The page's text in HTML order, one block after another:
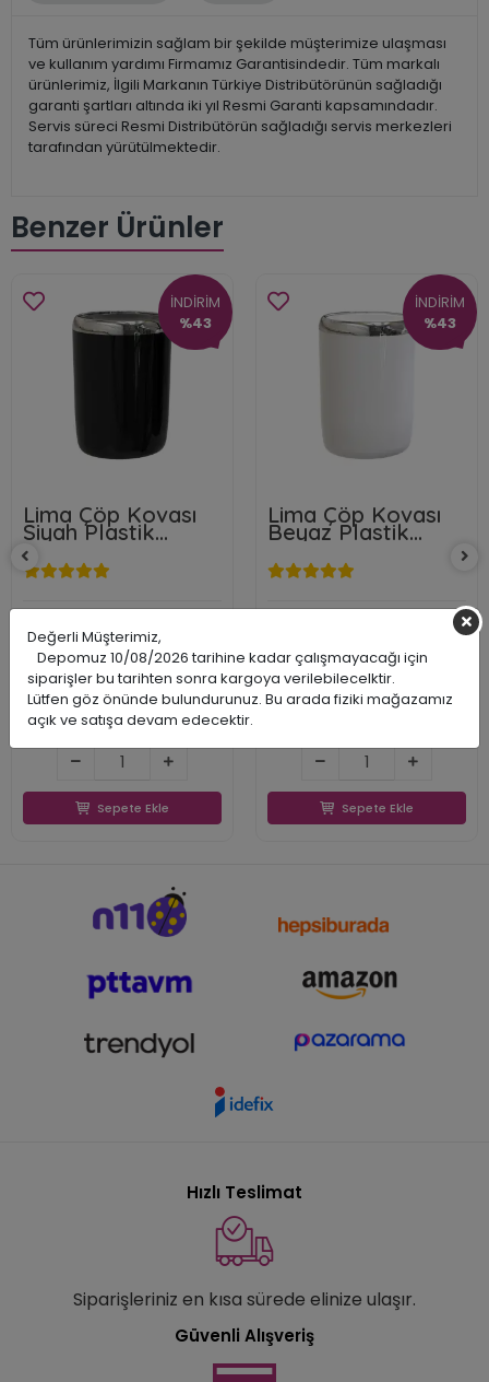
Tüm ürünlerimizin sağlam bir şekilde müşterimize ulaşması
ve kullanım yardımı Firmamız Garantisindedir. Tüm markalı
ürünlerimiz, İlgili Markanın Türkiye Distribütörünün sağladığı
garanti şartları altında iki yıl Resmi Garanti kapsamındadır.
Servis süreci Resmi Distribütörün sağladığı servis merkezleri
tarafından yürütülmektedir.
Benzer Ürünler
İNDİRİM
%43
Lima Çöp Kovası
Siyah Plastik
Gövde Krom
Dekorlu 6 l.
Primanova
PRDME0606P
8695024160667
883,71 TL
502,79 TL
Sepete Ekle
İNDİRİM
%43
Lima Çöp Kovası
Beyaz Plastik
Gövde Krom
Dekorlu 6 l.
PRDME0601P
8695024160612
883,71 TL
Sepete Ekle
Hızlı Teslimat
Siparişleriniz en kısa sürede elinize ulaşır.
Güvenli Alışveriş
Değerli Müşterimiz,
Depomuz 10/08/2026 tarihine kadar çalışmayacağı için
siparişler bu tarihten sonra kargoya verilebilecelktir.
Lütfen göz önünde bulundurunuz. Bu arada fiziki mağazamız
açık ve satışa devam edecektir.